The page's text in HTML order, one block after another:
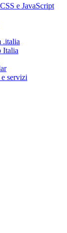
e JavaScript
.italia
Italia
servizi